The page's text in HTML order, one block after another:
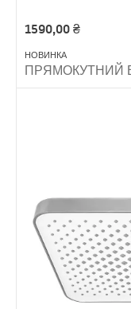
1590,00₴
НОВИНКА
ПРЯМОКУТНИЙ